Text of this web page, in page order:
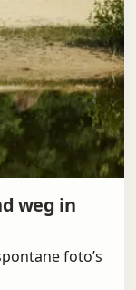
weg in
foto’s